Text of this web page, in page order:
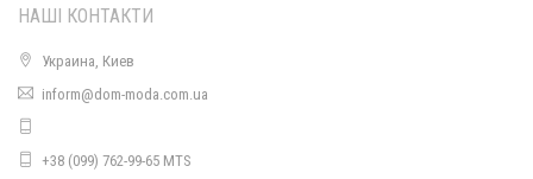
Літня трикотажна сукня великого розміру з принтом
НАШІ КОНТАКТИ
Украина, Киев
inform@dom-moda.com.ua
+38 (099) 762-99-65 MTS